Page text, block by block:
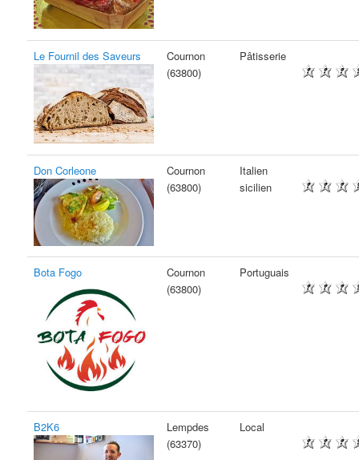
Le Fournil des Saveurs
Cournon
(63800)
Pâtisserie
Don Corleone
Cournon
(63800)
Italien
sicilien
Bota Fogo
Cournon
(63800)
Portuguais
B2K6
Lempdes
(63370)
Local